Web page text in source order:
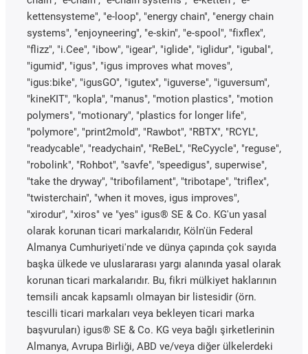
kettensysteme", "e-loop", "energy chain", "energy chain
systems", "enjoyneering", "e-skin", "e-spool", "fixflex",
"flizz", "i.Cee", "ibow", "igear", "iglide", "iglidur", "igubal",
"igumid", "igus", "igus improves what moves",
"igus:bike", "igusGO", "igutex", "iguverse", "iguversum",
"kineKIT", "kopla", "manus", "motion plastics", "motion
polymers", "motionary", "plastics for longer life",
"polymore", "print2mold", "Rawbot", "RBTX", "RCYL",
"readycable", "readychain", "ReBeL", "ReCyycle", "reguse",
"robolink", "Rohbot", "savfe", "speedigus", superwise",
"take the dryway", "tribofilament", "tribotape", "triflex",
"twisterchain", "when it moves, igus improves",
"xirodur", "xiros" ve "yes" igus® SE & Co. KG'un yasal
olarak korunan ticari markalarıdır, Köln'ün Federal
Almanya Cumhuriyeti'nde ve dünya çapında çok sayıda
başka ülkede ve uluslararası yargı alanında yasal olarak
korunan ticari markalarıdır. Bu, fikri mülkiyet haklarının
temsili ancak kapsamlı olmayan bir listesidir (örn.
tescilli ticari markaları veya bekleyen ticari marka
başvuruları) igus® SE & Co. KG veya bağlı şirketlerinin
Almanya, Avrupa Birliği, ABD ve/veya diğer ülkelerdeki